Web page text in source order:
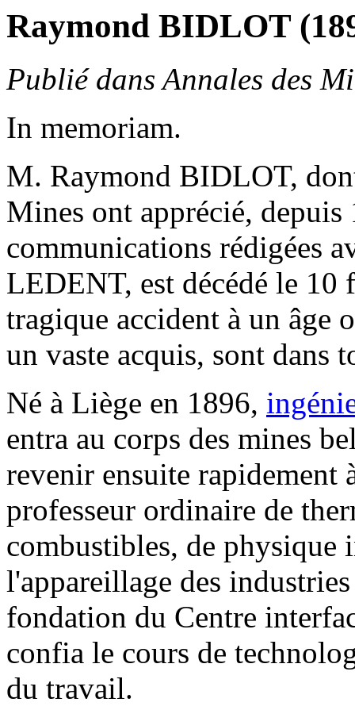
Raymond BIDLOT
Publié dans Annales des
In memoriam.
M. Raymond BIDLOT,
Mines ont apprécié, depuis
communications rédigées
LEDENT, est décédé le 10
tragique accident à un âge
un vaste acquis, sont dans
Né à Liège en 1896,
entra au corps des mines
revenir ensuite rapidement
professeur ordinaire de
combustibles, de physique
l'appareillage des
fondation du Centre
confia le cours de
du travail.